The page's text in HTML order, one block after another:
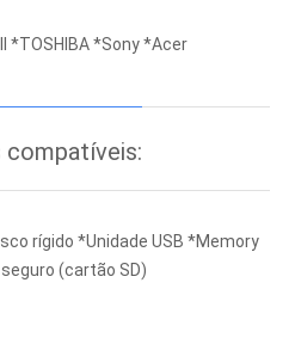
*TOSHIBA *Sony *Acer
compatíveis:
rígido *Unidade USB *Memory
(cartão SD)